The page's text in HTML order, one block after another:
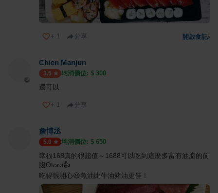
+ 1 分享 開啟食記›
Chien Manjun
3.5 均消價位: $ 300
還可以
+ 1 分享
詹博丞
5.0 均消價位: $ 650
幸福168真的很超值～1688可以吃到這麼多富有油脂的前
腹Otoro👍
吃得很開心😃魚油比牛油豬油更佳！